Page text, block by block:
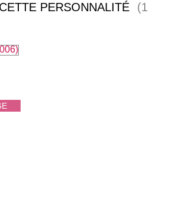
PERSONNALITÉ
(1